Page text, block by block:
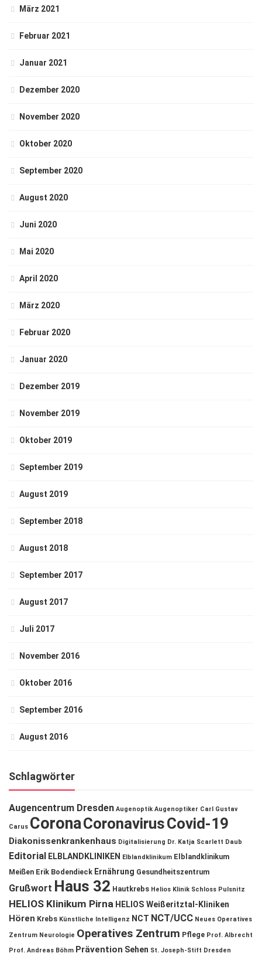
März 2021
Februar 2021
Januar 2021
Dezember 2020
November 2020
Oktober 2020
September 2020
August 2020
Juni 2020
Mai 2020
April 2020
März 2020
Februar 2020
Januar 2020
Dezember 2019
November 2019
Oktober 2019
September 2019
August 2019
September 2018
August 2018
September 2017
August 2017
Juli 2017
November 2016
Oktober 2016
September 2016
August 2016
Schlagwörter
Augencentrum Dresden Augenoptik Augenoptiker Carl Gustav
Carus CoronaCoronavirusCovid-19
Diakonissenkrankenhaus Digitalisierung Dr. Katja Scarlett Daub
Editorial ELBLANDKLINIKEN Elblandklinikum Elblandklinikum
Meißen Erik Bodendieck Ernährung Gesundheitszentrum
Grußwort Haus 32 Hautkrebs Helios Klinik Schloss Pulsnitz
HELIOS Klinikum Pirna HELIOS Weißeritztal-Kliniken
Hören Krebs Künstliche Intelligenz NCT NCT/UCC Neues Operatives
Zentrum Neurologie Operatives Zentrum Pflege Prof. Albrecht
Prof. Andreas Böhm Prävention Sehen St. Joseph-Stift Dresden